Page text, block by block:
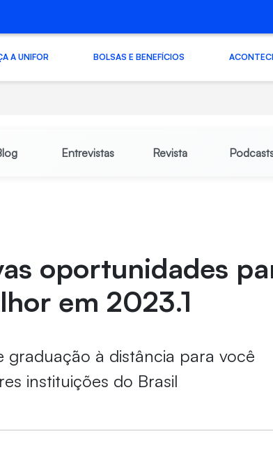
A UNIFOR BOLSAS E BENEFÍCIOS
Entrevistas Revista
oportunidades
em 2023.1
graduação à distância para você
instituições do Brasil